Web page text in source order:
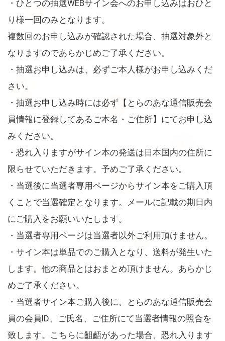
・ひとつの抽選WEBサイン会へのお申し込みはおひと
り様一回のみとなります。
複数回のお申し込みが確認された場合、抽選対象外と
なりますのであらかじめご了承ください。
・抽選お申し込みは、必ずご本人様がお申し込みくだ
さい。
・抽選お申し込み時には必ず【とらのあな通信販売会
員情報に登録してあるご本名・ご住所】にてお申し込
みください。
・恐れ入りますがサイン本の発送は日本国内の住所に
限らせていただきます。予めご了承ください。
・当選後に当選者専用ページからサイン本をご購入頂
くことで当選確定となります。メールに記載の期日内
にご購入をお願いいたします。
・当選者専用ページは当選者以外ご利用頂けません。
・サイン本は単品でのご購入となり、送料が発生いた
します。他の商品とはおまとめ頂けません。あらかじ
めご了承ください。
・当選者サイン本ご購入後に、とらのあな通信販売会
員の会員ID、ご氏名、ご住所にて当選者情報の照合を
致します。こちらに齟齬があった場合、恐れ入ります